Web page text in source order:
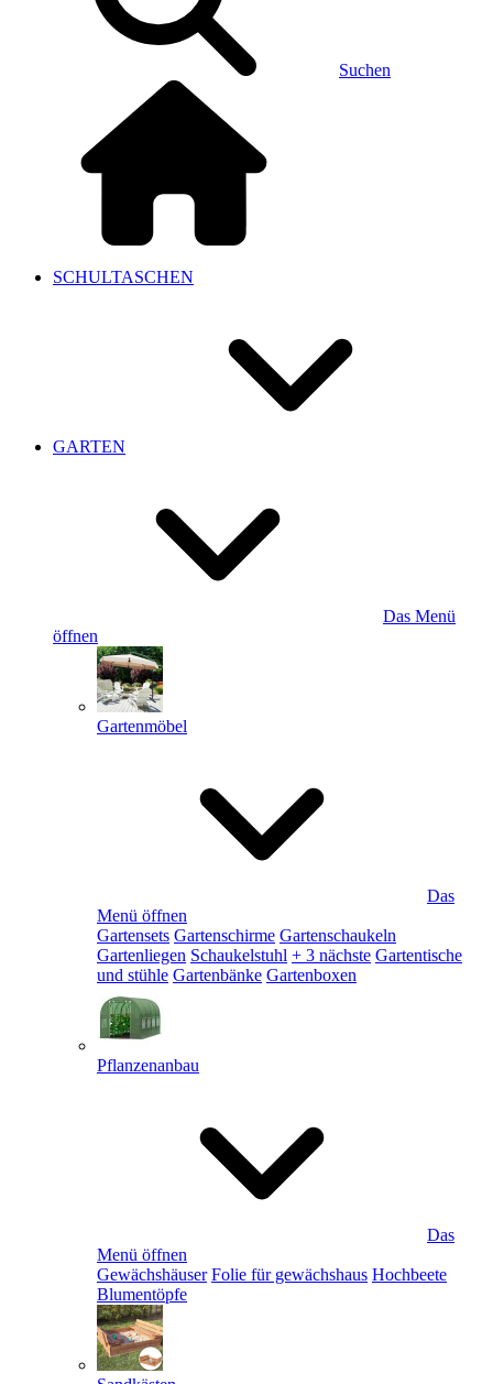
Suchen
SCHULTASCHEN
GARTEN
Das Menü
öffnen
Gartenmöbel
Das
Menü öffnen
Gartensets Gartenschirme Gartenschaukeln
Gartenliegen Schaukelstuhl + 3 nächste Gartentische
und stühle Gartenbänke Gartenboxen
Pflanzenanbau
Das
Menü öffnen
Gewächshäuser Folie für gewächshaus Hochbeete
Blumentöpfe